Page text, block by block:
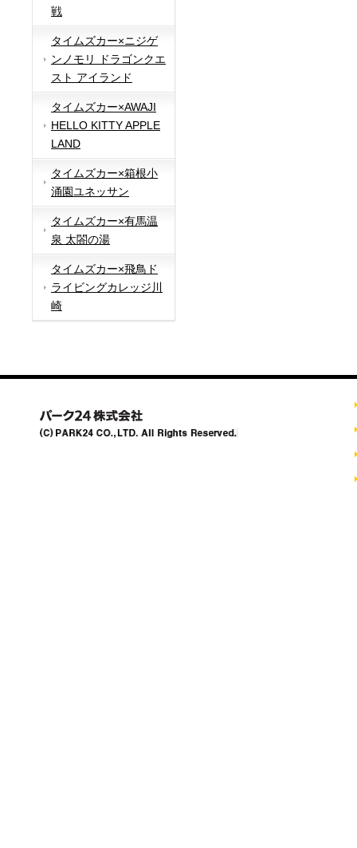
戦
タイムズカー×ニジゲ
ンノモリ ドラゴンクエ
スト アイランド
タイムズカー×AWAJI
HELLO KITTY APPLE
LAND
タイムズカー×箱根小
涌園ユネッサン
タイムズカー×有馬温
泉 太閤の湯
タイムズカー×飛鳥ド
ライビングカレッジ川
崎